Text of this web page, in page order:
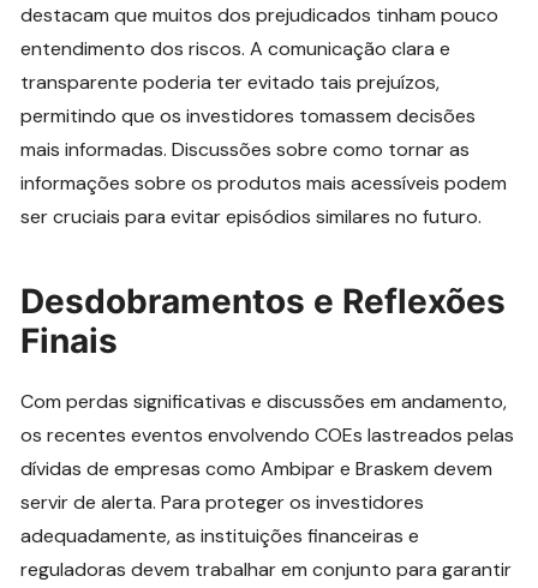
destacam que muitos dos prejudicados tinham pouco
entendimento dos riscos. A comunicação clara e
transparente poderia ter evitado tais prejuízos,
permitindo que os investidores tomassem decisões
mais informadas. Discussões sobre como tornar as
informações sobre os produtos mais acessíveis podem
ser cruciais para evitar episódios similares no futuro.
Desdobramentos e Reflexões
Finais
Com perdas significativas e discussões em andamento,
os recentes eventos envolvendo COEs lastreados pelas
dívidas de empresas como Ambipar e Braskem devem
servir de alerta. Para proteger os investidores
adequadamente, as instituições financeiras e
reguladoras devem trabalhar em conjunto para garantir